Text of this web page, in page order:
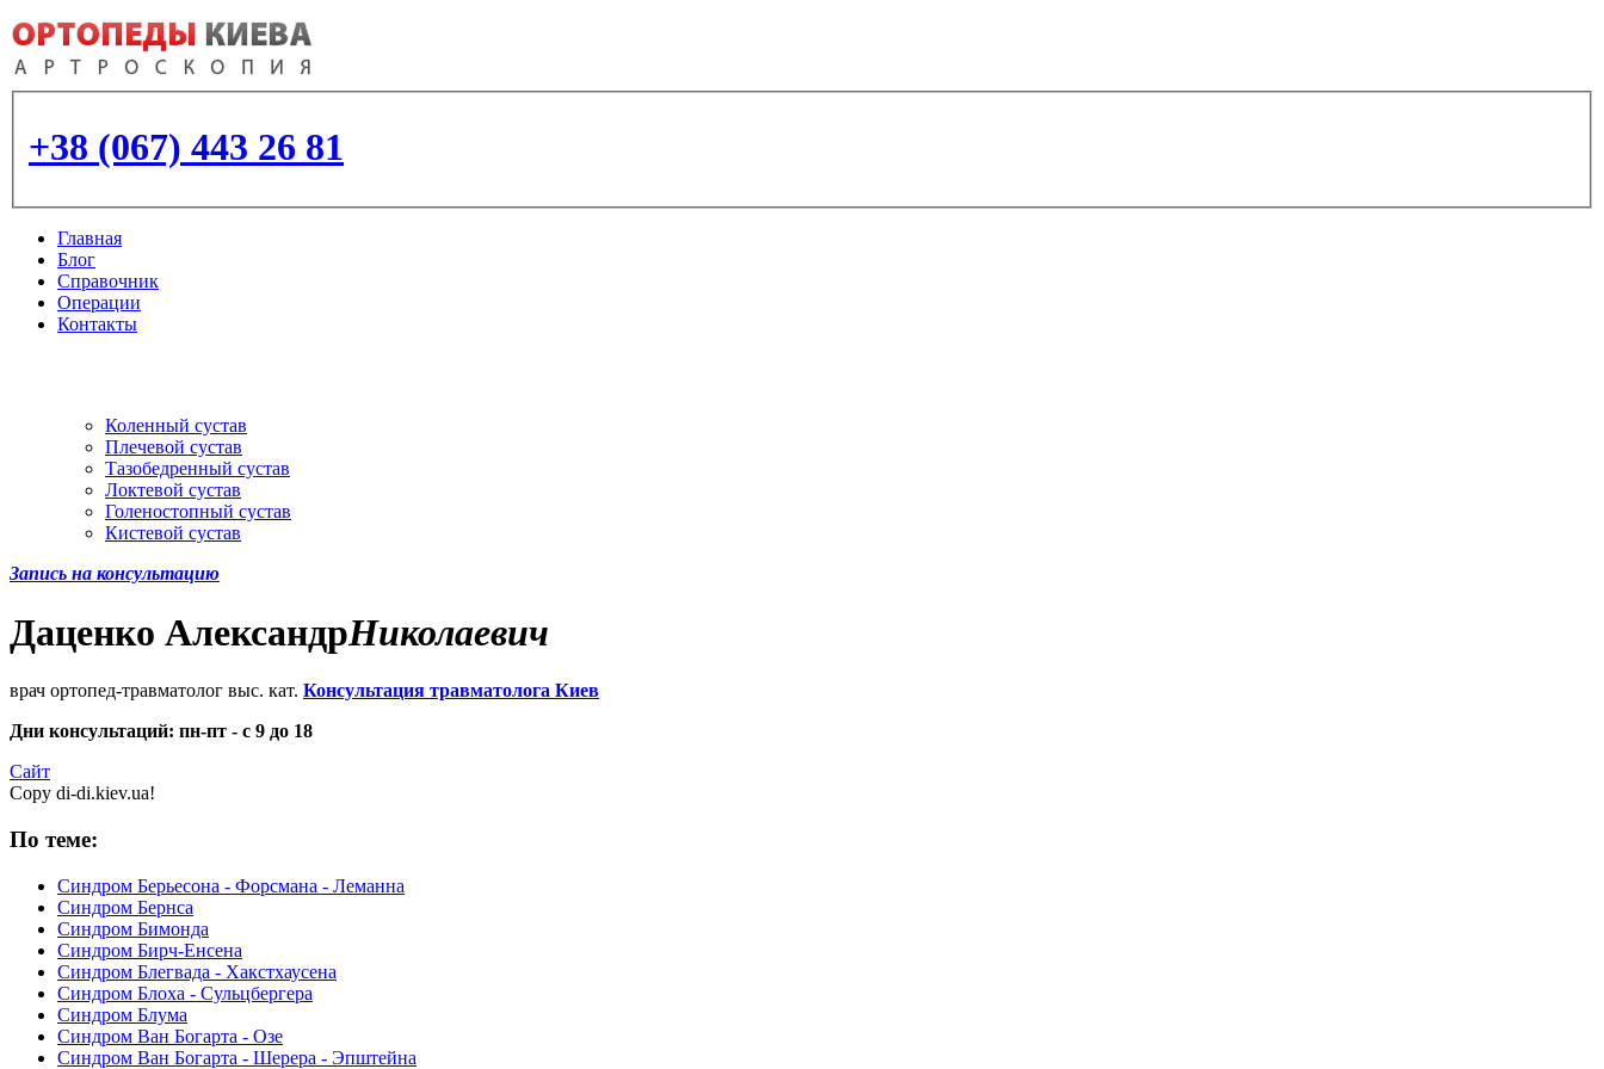
+38 (067) 443 26 81
Главная
Блог
Справочник
Операции
Контакты
Коленный сустав
Плечевой сустав
Тазобедренный сустав
Локтевой сустав
Голеностопный сустав
Кистевой сустав
Запись на консультацию
Даценко АлександрНиколаевич
врач ортопед-травматолог выс. кат. Консультация травматолога Киев
Дни консультаций: пн-пт - с 9 до 18
Сайт
Copy di-di.kiev.ua!
По теме:
Синдром Берьесона - Форсмана - Леманна
Синдром Бернса
Синдром Бимонда
Синдром Бирч-Енсена
Синдром Блегвада - Хакстхаусена
Синдром Блоха - Сульцбергера
Синдром Блума
Синдром Ван Богарта - Озе
Синдром Ван Богарта - Шерера - Эпштейна